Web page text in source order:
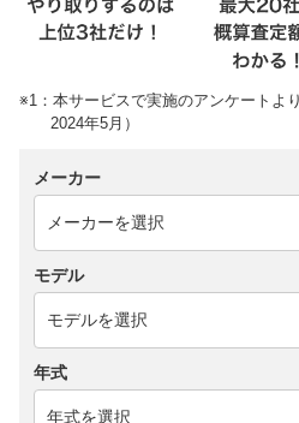
※1：本サービスで実施のアンケートよ
2024年5月）
メーカー
モデル
年式